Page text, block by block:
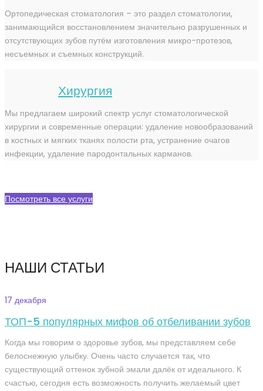
Ортопедическая стоматология – это раздел стоматологии,
занимающийся восстановлением значительно разрушенных и
отсутствующих зубов путём изготовления микро-протезов,
несъемных и съемных конструкций.
Хирургия
Мы предлагаем широкий спектр услуг стоматологической
хирургии и современные операции: удаление новообразований
в костных и мягких тканях полости рта, устранение очагов
инфекции, удаление пародонтальных карманов.
Посмотреть все услуги
НАШИ СТАТЬИ
17 декабря
ТОП-5 популярных мифов об отбеливании зубов
Когда мы говорим о здоровье зубов, мы представляем себе
белоснежную улыбку. Очень часто случается так, что
существующий оттенок зубной эмали далёк от идеального. К
счастью, сегодня есть возможность получить желаемый цвет